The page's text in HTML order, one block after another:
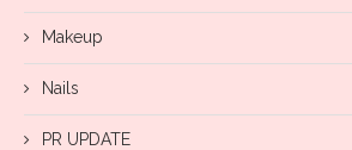
Makeup
Nails
PR UPDATE